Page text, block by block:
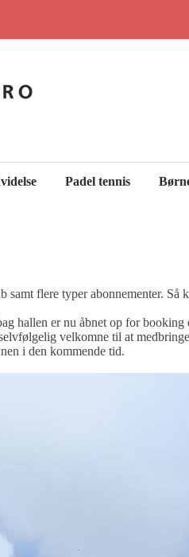
Padel tennis
samt flere typer abonnementer.
hallen er nu åbnet op for booking
velkomne til at
i den kommende tid.